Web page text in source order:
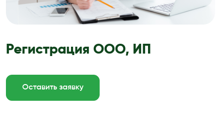
Регистрация ООО, ИП
Оставить заявку